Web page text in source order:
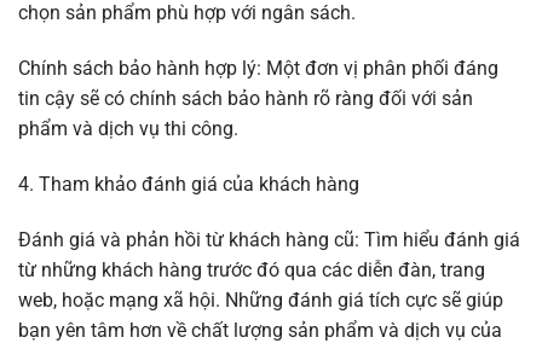
chọn sản phẩm phù hợp với ngân sách.
Chính sách bảo hành hợp lý: Một đơn vị phân phối đáng
tin cậy sẽ có chính sách bảo hành rõ ràng đối với sản
phẩm và dịch vụ thi công.
4. Tham khảo đánh giá của khách hàng
Đánh giá và phản hồi từ khách hàng cũ: Tìm hiểu đánh giá
từ những khách hàng trước đó qua các diễn đàn, trang
web, hoặc mạng xã hội. Những đánh giá tích cực sẽ giúp
bạn yên tâm hơn về chất lượng sản phẩm và dịch vụ của